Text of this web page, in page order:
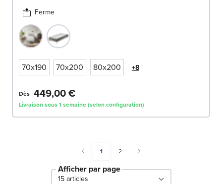
Ferme
70x190 70x200 80x200 +8
Dès 449,00 €
Livraison sous 1 semaine (selon configuration)
You're currently reading page
1 Page
2
Afficher par page